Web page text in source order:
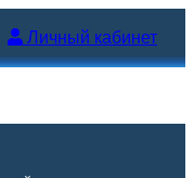
Личный кабинет